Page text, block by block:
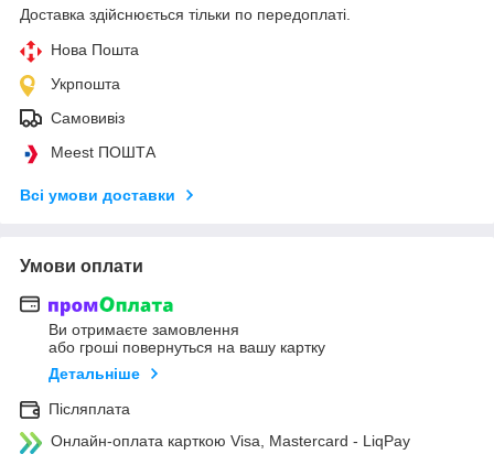
Доставка здійснюється тільки по передоплаті.
Нова Пошта
Укрпошта
Самовивіз
Meest ПОШТА
Всі умови доставки
Умови оплати
Ви отримаєте замовлення
або гроші повернуться на вашу картку
Детальніше
Післяплата
Онлайн-оплата карткою Visa, Mastercard - LiqPay